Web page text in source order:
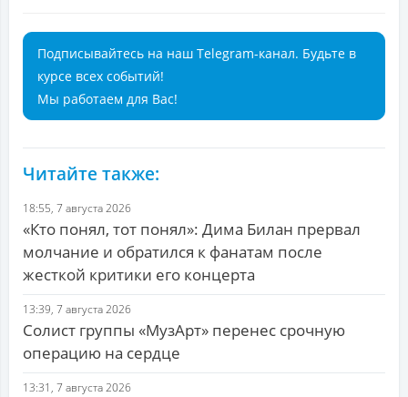
Подписывайтесь на наш Telegram-канал. Будьте в
курсе всех событий!
Мы работаем для Вас!
Читайте также:
18:55, 7 августа 2026
«Кто понял, тот понял»: Дима Билан прервал
молчание и обратился к фанатам после
жесткой критики его концерта
13:39, 7 августа 2026
Солист группы «МузАрт» перенес срочную
операцию на сердце
13:31, 7 августа 2026